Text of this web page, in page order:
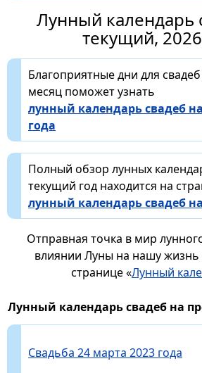
Лунный календарь
текущий,
Благоприятные дни для
месяц поможет узнать
лунный календарь свадеб на
года
Полный обзор лунных
текущий год находится на
лунный календарь свадеб
Отправная точка в мир
влиянии Луны на нашу жизнь
странице «Лунный
Лунный календарь свадеб на
Свадьба 24 марта 2023 года